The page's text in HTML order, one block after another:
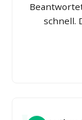
schnell.